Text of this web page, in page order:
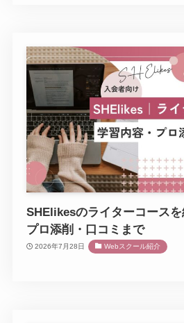
SHElikesのライターコースを
プロ添削・口コミまで
2026年7月28日 Webスクール紹介